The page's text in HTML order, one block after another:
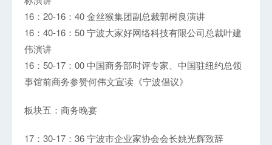
16：20-16：40 金丝猴集团副总裁郭树良演讲
16：40-16：50 宁波大家好网络科技有限公司总裁叶建
伟演讲
16：50-17：00 中国商务部时评专家、中国驻纽约总领
事馆前商务参赞何伟文宣读《宁波倡议》
板块五：商务晚宴
17：30-17：36 宁波市企业家协会会长姚光辉致辞